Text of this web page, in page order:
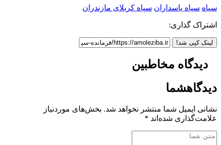
سپاه سپاه پاسداران سپاه کربلای مازندران
اشتراک گذاری:
لینک کپی شد!
دیدگاه مخاطبین
دیدگاهشما
نشانی ایمیل شما منتشر نخواهد شد. بخش‌های موردنیاز
علامت‌گذاری شده‌اند *